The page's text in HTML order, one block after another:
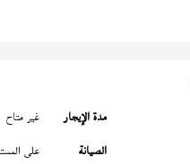
مدة الإيجار
غير متاح
الصيانة على